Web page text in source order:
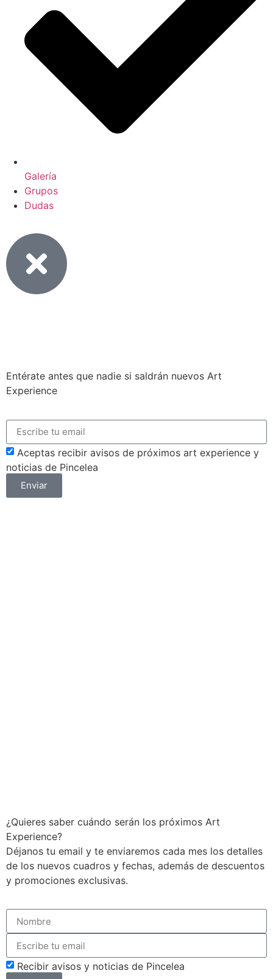
Galería
Grupos
Dudas
Entérate antes que nadie si saldrán nuevos Art
Experience
Aceptas recibir avisos de próximos art experience y
noticias de Pincelea
Enviar
¿Quieres saber cuándo serán los próximos Art
Experience?
Déjanos tu email y te enviaremos cada mes los detalles
de los nuevos cuadros y fechas, además de descuentos
y promociones exclusivas.
Recibir avisos y noticias de Pincelea